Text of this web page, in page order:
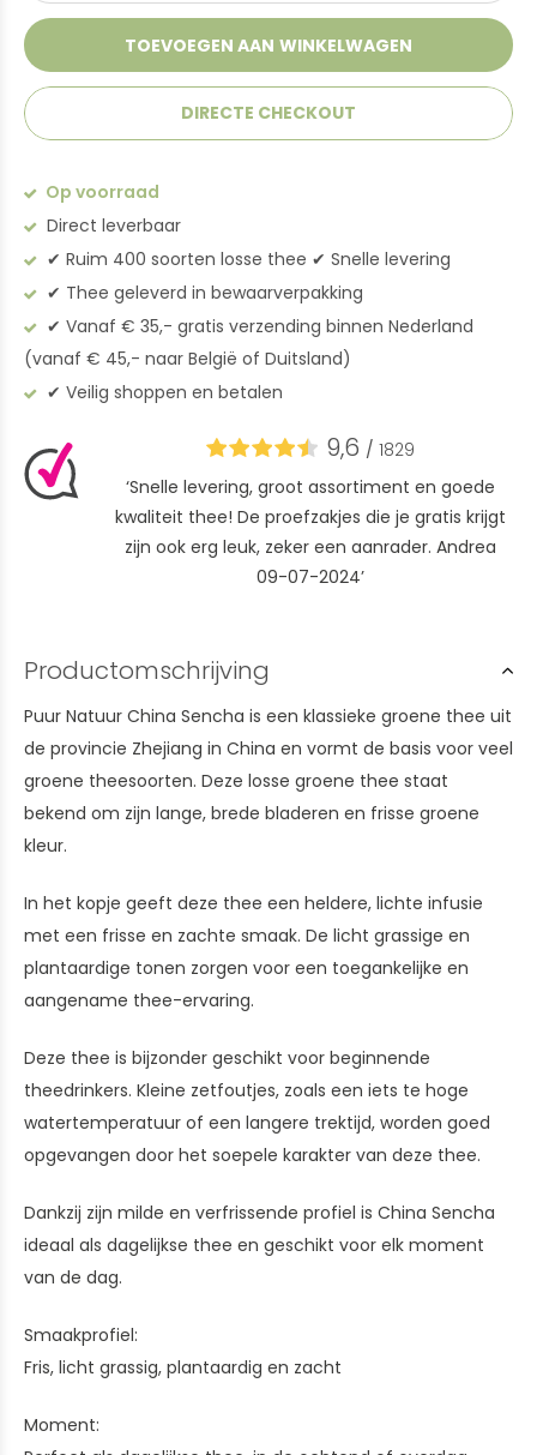
TOEVOEGEN AAN WINKELWAGEN
DIRECTE CHECKOUT
Op voorraad
Direct leverbaar
✔︎ Ruim 400 soorten losse thee ✔︎ Snelle levering
✔︎ Thee geleverd in bewaarverpakking
✔︎ Vanaf € 35,- gratis verzending binnen Nederland
(vanaf € 45,- naar België of Duitsland)
✔︎ Veilig shoppen en betalen
9,6 / 1829
‘Snelle levering, groot assortiment en goede
kwaliteit thee! De proefzakjes die je gratis krijgt
zijn ook erg leuk, zeker een aanrader. Andrea
09-07-2024’
Productomschrijving
Puur Natuur China Sencha is een klassieke groene thee uit
de provincie Zhejiang in China en vormt de basis voor veel
groene theesoorten. Deze losse groene thee staat
bekend om zijn lange, brede bladeren en frisse groene
kleur.
In het kopje geeft deze thee een heldere, lichte infusie
met een frisse en zachte smaak. De licht grassige en
plantaardige tonen zorgen voor een toegankelijke en
aangename thee-ervaring.
Deze thee is bijzonder geschikt voor beginnende
theedrinkers. Kleine zetfoutjes, zoals een iets te hoge
watertemperatuur of een langere trektijd, worden goed
opgevangen door het soepele karakter van deze thee.
Dankzij zijn milde en verfrissende profiel is China Sencha
ideaal als dagelijkse thee en geschikt voor elk moment
van de dag.
Smaakprofiel:
Fris, licht grassig, plantaardig en zacht
Moment: